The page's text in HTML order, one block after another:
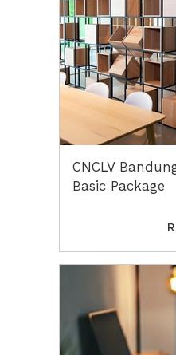
CNCLV
Basic Package